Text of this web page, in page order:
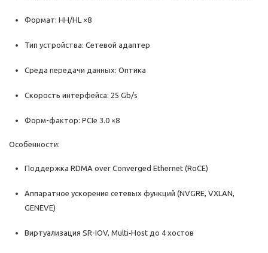
Формат: HH/HL ×8
Тип устройства: Сетевой адаптер
Среда передачи данных: Оптика
Скорость интерфейса: 25 Gb/s
Форм-фактор: PCIe 3.0 ×8
Особенности:
Поддержка RDMA over Converged Ethernet (RoCE)
Аппаратное ускорение сетевых функций (NVGRE, VXLAN,
GENEVE)
Виртуализация SR-IOV, Multi‑Host до 4 хостов